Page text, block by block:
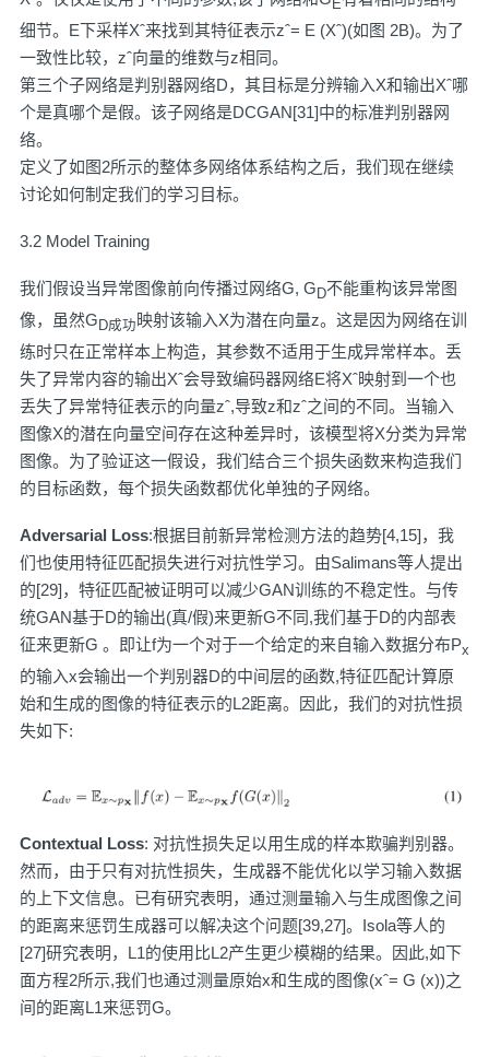
E
细节。E下采样Xˆ来找到其特征表示zˆ= E (Xˆ)(如图 2B)。为了
一致性比较，zˆ向量的维数与z相同。
第三个子网络是判别器网络D，其目标是分辨输入X和输出Xˆ哪
个是真哪个是假。该子网络是DCGAN[31]中的标准判别器网
络。
定义了如图2所示的整体多网络体系结构之后，我们现在继续
讨论如何制定我们的学习目标。
3.2 Model Training
我们假设当异常图像前向传播过网络G, G D不能重构该异常图
像，虽然G D成功 映射该输入X为潜在向量z。这是因为网络在训
练时只在正常样本上构造，其参数不适用于生成异常样本。丢
失了异常内容的输出Xˆ会导致编码器网络E将Xˆ映射到一个也
丢失了异常特征表示的向量zˆ,导致z和zˆ之间的不同。当输入
图像X的潜在向量空间存在这种差异时，该模型将X分类为异常
图像。为了验证这一假设，我们结合三个损失函数来构造我们
的目标函数，每个损失函数都优化单独的子网络。
Adversarial Loss:根据目前新异常检测方法的趋势[4,15]，我
们也使用特征匹配损失进行对抗性学习。由Salimans等人提出
的[29]，特征匹配被证明可以减少GAN训练的不稳定性。与传
统GAN基于D的输出(真/假)来更新G不同,我们基于D的内部表
征来更新G 。即让f为一个对于一个给定的来自输入数据分布Px
的输入x会输出一个判别器D的中间层的函数,特征匹配计算原
始和生成的图像的特征表示的L2距离。因此，我们的对抗性损
失如下:
Contextual Loss: 对抗性损失足以用生成的样本欺骗判别器。
然而，由于只有对抗性损失，生成器不能优化以学习输入数据
的上下文信息。已有研究表明，通过测量输入与生成图像之间
的距离来惩罚生成器可以解决这个问题[39,27]。Isola等人的
[27]研究表明，L1的使用比L2产生更少模糊的结果。因此,如下
面方程2所示,我们也通过测量原始x和生成的图像(xˆ= G (x))之
间的距离L1来惩罚G。